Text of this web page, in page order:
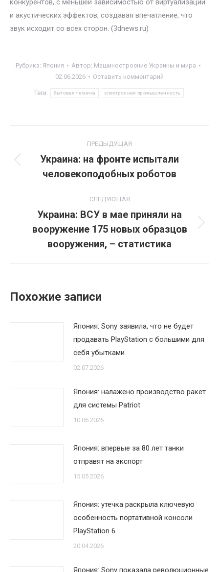
конкурентов, с меньшей зависимостью от виртуализации
и акустических эффектов, создавая впечатление, что
звук исходит со всех сторон. (3dnews.ru)
Рубрика: Япония Автор: Машиностроение Украины и мира
02.06.2026
Оставить комментарий
Теги: бытовая техника электронная промышленность
по
записям
ПРЕДЫДУЩАЯ
Предыдущая
запись:
Украина: на фронте испытали
человекоподобных роботов
СЛЕДУЮЩАЯ
Следующая
запись:
Украина: ВСУ в мае приняли на
вооружение 175 новых образцов
вооружения, – статистика
Похожие записи
Япония: Sony заявила, что не будет
продавать PlayStation с большими для
себя убытками
02.07.2026
Япония: налажено производство ракет
для системы Patriot
10.06.2026
Япония: впервые за 80 лет танки
отправят на экспорт
15.05.2026
Япония: утечка раскрыла ключевую
особенность портативной консоли
PlayStation 6
20.04.2026
Япония: Sony показала революционные